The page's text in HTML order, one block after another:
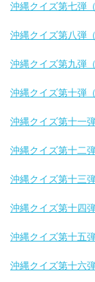
沖縄クイズ第七弾
沖縄クイズ第八弾
沖縄クイズ第九弾
沖縄クイズ第十弾
沖縄クイズ第十一
沖縄クイズ第十二
沖縄クイズ第十三
沖縄クイズ第十四
沖縄クイズ第十五
沖縄クイズ第十六